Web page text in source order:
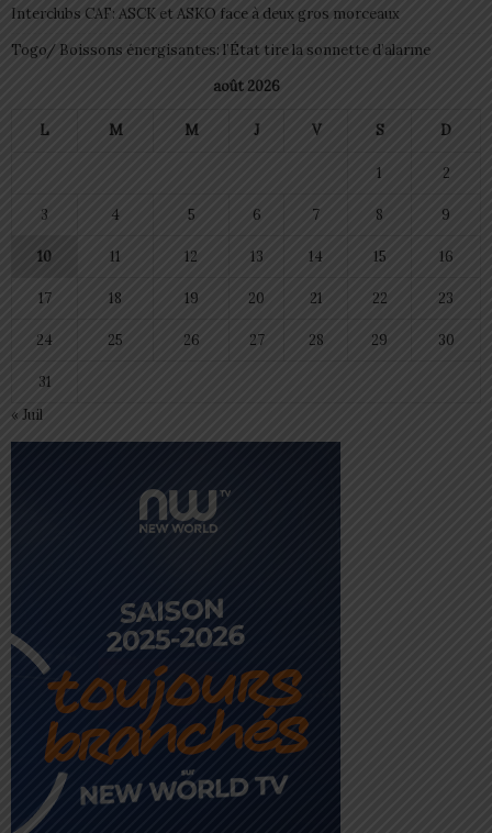
Interclubs CAF: ASCK et ASKO face à deux gros morceaux
Togo/ Boissons énergisantes: l’État tire la sonnette d’alarme
août 2026
L M M J V S D
1 2
3 4 5 6 7 8 9
10 11 12 13 14 15 16
17 18 19 20 21 22 23
24 25 26 27 28 29 30
31
« Juil